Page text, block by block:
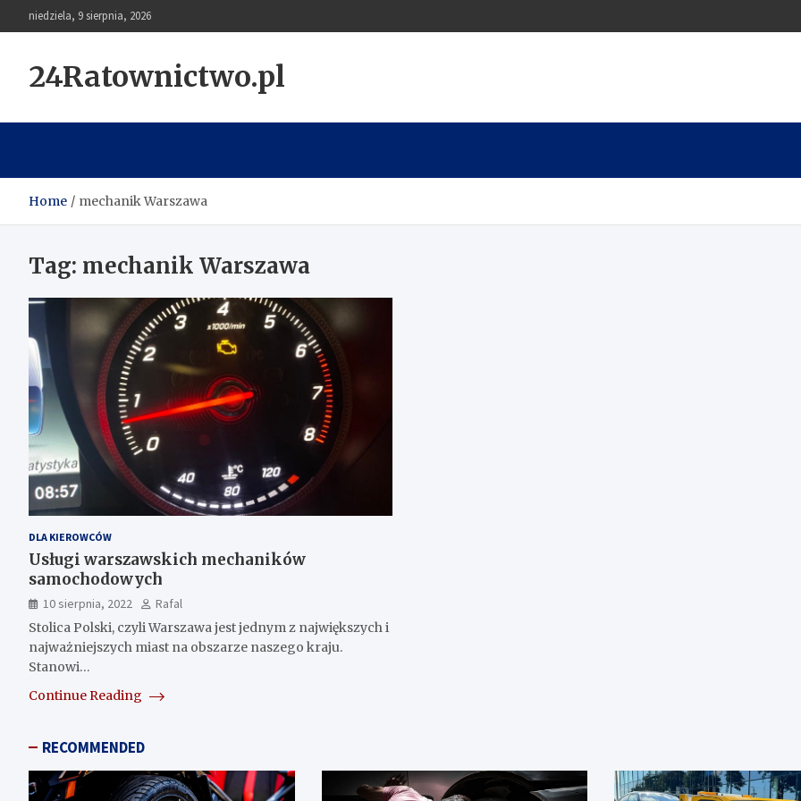
to
niedziela, 9 sierpnia, 2026
24Ratownictwo.pl
Home mechanik Warszawa
Tag: mechanik Warszawa
DLA KIEROWCÓW
Usługi warszawskich mechaników
samochodowych
10 sierpnia, 2022
Rafal
Stolica Polski, czyli Warszawa jest jednym z największych i
najważniejszych miast na obszarze naszego kraju.
Stanowi…
Continue Reading
RECOMMENDED